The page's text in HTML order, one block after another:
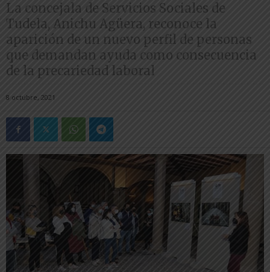
La concejala de Servicios Sociales de
Tudela, Anichu Agüera, reconoce la
aparición de un nuevo perfil de personas
que demandan ayuda como consecuencia
de la precariedad laboral
8 octubre, 2021